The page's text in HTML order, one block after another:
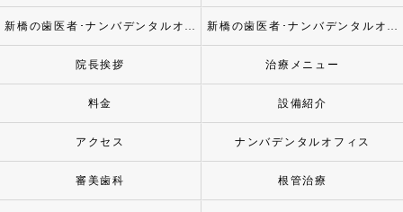
新橋の歯医者･ナンバデンタルオフィスの評判 新橋の歯医者･ナンバデンタルオフィスのお客様の声
院長挨拶 治療メニュー
料金 設備紹介
アクセス ナンバデンタルオフィス
審美歯科 根管治療